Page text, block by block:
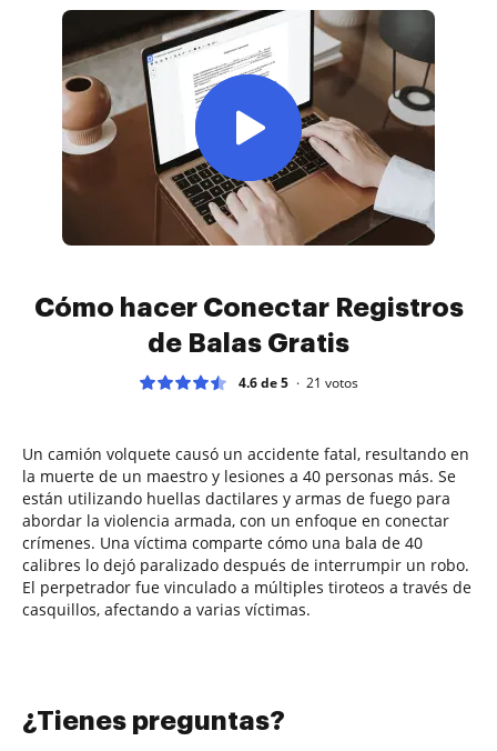
Cómo hacer Conectar Registros
de Balas Gratis
4.6 de 5 21 votos
Un camión volquete causó un accidente fatal, resultando en
la muerte de un maestro y lesiones a 40 personas más. Se
están utilizando huellas dactilares y armas de fuego para
abordar la violencia armada, con un enfoque en conectar
crímenes. Una víctima comparte cómo una bala de 40
calibres lo dejó paralizado después de interrumpir un robo.
El perpetrador fue vinculado a múltiples tiroteos a través de
casquillos, afectando a varias víctimas.
¿Tienes preguntas?